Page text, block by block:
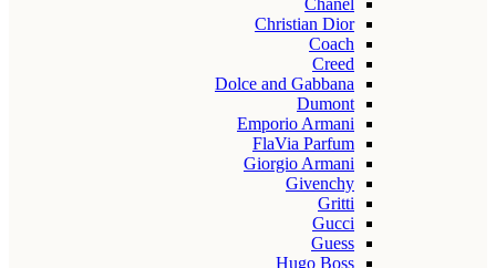
Chanel
Christian Dior
Coach
Creed
Dolce and Gabbana
Dumont
Emporio Armani
FlaVia Parfum
Giorgio Armani
Givenchy
Gritti
Gucci
Guess
Hugo Boss